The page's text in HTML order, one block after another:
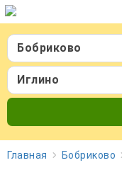
Бобриково
Иглино
Главная Бобриково